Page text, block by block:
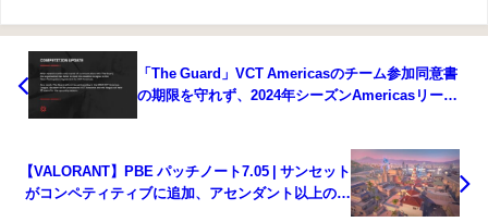
「The Guard」VCT Americasのチーム参加同意書
の期限を守れず、2024年シーズンAmericasリーグ
【VALORANT】PBE パッチノート7.05 | サンセット
がコンペティティブに追加、アセンダント以上のプ